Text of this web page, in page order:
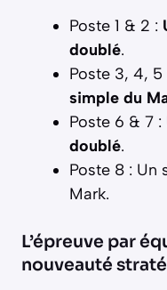
Poste 1 & 2 :
doublé.
Poste 3, 4, 5
simple du
Poste 6 & 7 :
doublé.
Poste 8 : Un
Mark.
L’épreuve par
nouveauté